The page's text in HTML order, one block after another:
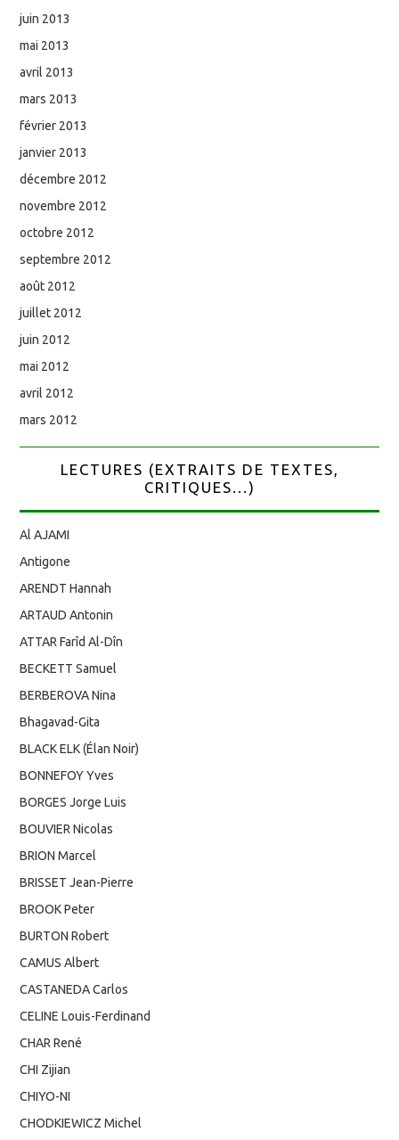
juin 2013
mai 2013
avril 2013
mars 2013
février 2013
janvier 2013
décembre 2012
novembre 2012
octobre 2012
septembre 2012
août 2012
juillet 2012
juin 2012
mai 2012
avril 2012
mars 2012
LECTURES (EXTRAITS DE TEXTES,
CRITIQUES...)
Al AJAMI
Antigone
ARENDT Hannah
ARTAUD Antonin
ATTAR Farîd Al-Dîn
BECKETT Samuel
BERBEROVA Nina
Bhagavad-Gita
BLACK ELK (Élan Noir)
BONNEFOY Yves
BORGES Jorge Luis
BOUVIER Nicolas
BRION Marcel
BRISSET Jean-Pierre
BROOK Peter
BURTON Robert
CAMUS Albert
CASTANEDA Carlos
CELINE Louis-Ferdinand
CHAR René
CHI Zijian
CHIYO-NI
CHODKIEWICZ Michel